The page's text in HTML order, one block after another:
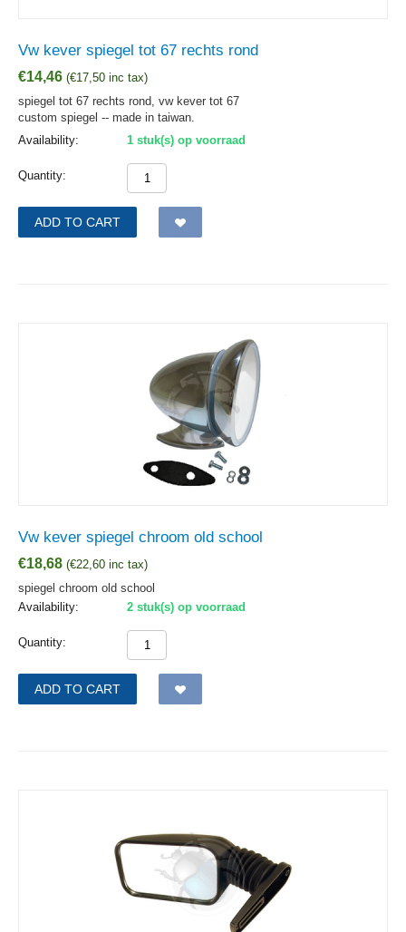
Vw kever spiegel tot 67 rechts rond
€14,46 (€17,50 inc tax)
spiegel tot 67 rechts rond, vw kever tot 67
custom spiegel -- made in taiwan.
Availability:
1 stuk(s) op voorraad
Quantity:
ADD TO CART
Vw kever spiegel chroom old school
€18,68 (€22,60 inc tax)
spiegel chroom old school
Availability:
2 stuk(s) op voorraad
Quantity:
ADD TO CART